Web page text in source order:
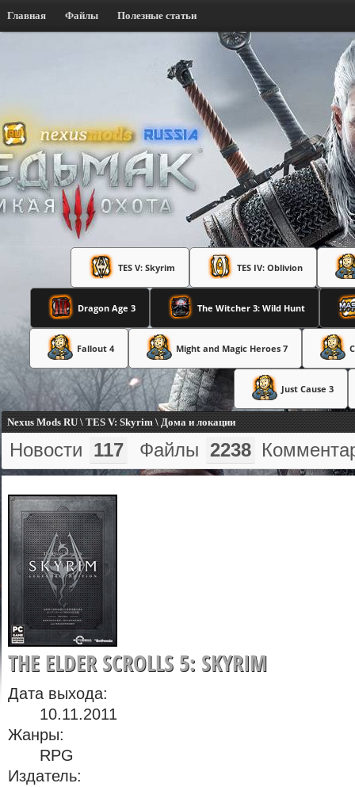
Главная Файлы Полезные статьи
TES V: Skyrim TES IV: Oblivion
Dragon Age 3 The Witcher 3: Wild Hunt
Fallout 4 Might and Magic Heroes 7
Just Cause 3
Nexus Mods RU \ TES V: Skyrim \ Дома и локации
Новости 117 Файлы 2238
THE ELDER SCROLLS 5: SKYRIM
Дата выхода:
10.11.2011
Жанры:
RPG
Издатель: